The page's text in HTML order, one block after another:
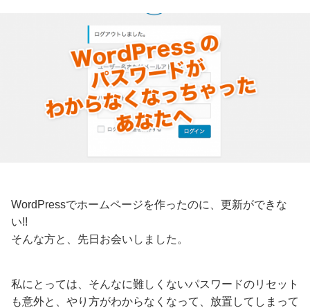
WordPressでホームページを作ったのに、更新ができな
い!!
そんな方と、先日お会いしました。
私にとっては、そんなに難しくないパスワードのリセット
も意外と、やり方がわからなくなって、放置してしまって